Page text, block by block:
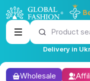
Product
Delivery in
Wholesale